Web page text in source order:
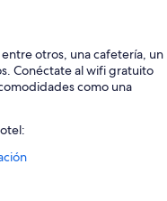
otros, una cafetería, un
Conéctate al wifi gratuito
como una
tumbonas